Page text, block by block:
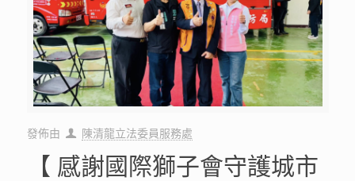
發佈由 陳清龍立法委員服務處
【 感謝國際獅子會守護城市